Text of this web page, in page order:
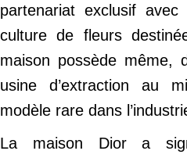
partenariat exclusif
culture de fleurs
maison possède même,
usine d’extraction au
modèle rare dans
La maison Dior a